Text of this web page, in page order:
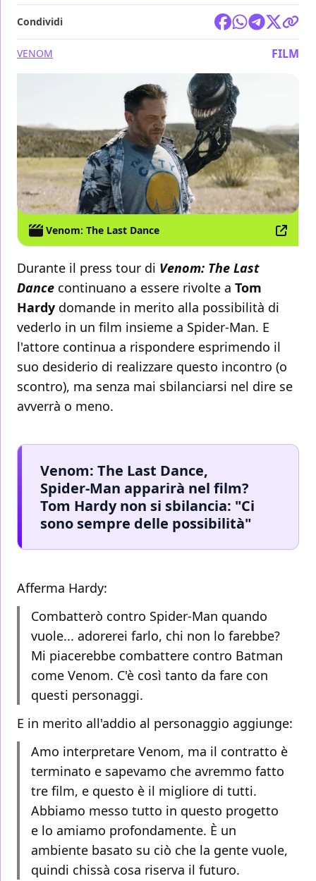
Condividi
VENOM FILM
Venom: The Last Dance
Durante il press tour di Venom: The Last
Dance continuano a essere rivolte a Tom
Hardy domande in merito alla possibilità di
vederlo in un film insieme a Spider-Man. E
l'attore continua a rispondere esprimendo il
suo desiderio di realizzare questo incontro (o
scontro), ma senza mai sbilanciarsi nel dire se
avverrà o meno.
Venom: The Last Dance,
Spider-Man apparirà nel film?
Tom Hardy non si sbilancia: "Ci
sono sempre delle possibilità"
Afferma Hardy:
Combatterò contro Spider-Man quando
vuole... adorerei farlo, chi non lo farebbe?
Mi piacerebbe combattere contro Batman
come Venom. C'è così tanto da fare con
questi personaggi.
E in merito all'addio al personaggio aggiunge:
Amo interpretare Venom, ma il contratto è
terminato e sapevamo che avremmo fatto
tre film, e questo è il migliore di tutti.
Abbiamo messo tutto in questo progetto
e lo amiamo profondamente. È un
ambiente basato su ciò che la gente vuole,
quindi chissà cosa riserva il futuro.